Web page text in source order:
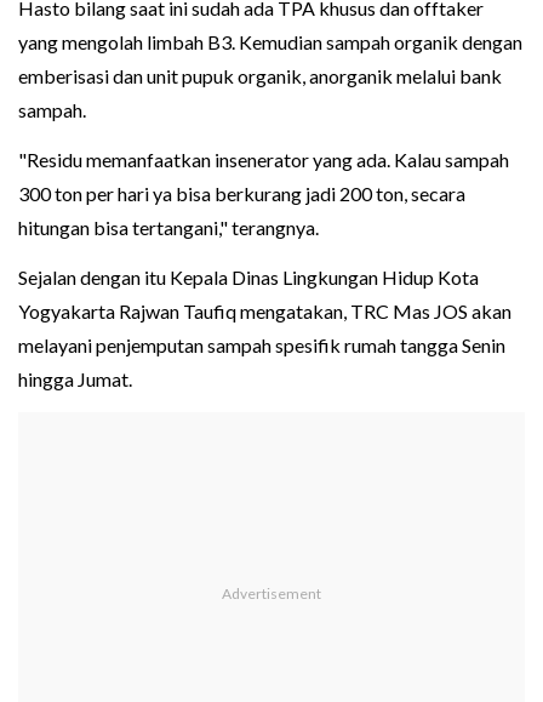
Hasto bilang saat ini sudah ada TPA khusus dan offtaker
yang mengolah limbah B3. Kemudian sampah organik dengan
emberisasi dan unit pupuk organik, anorganik melalui bank
sampah.
"Residu memanfaatkan insenerator yang ada. Kalau sampah
300 ton per hari ya bisa berkurang jadi 200 ton, secara
hitungan bisa tertangani," terangnya.
Sejalan dengan itu Kepala Dinas Lingkungan Hidup Kota
Yogyakarta Rajwan Taufiq mengatakan, TRC Mas JOS akan
melayani penjemputan sampah spesifik rumah tangga Senin
hingga Jumat.